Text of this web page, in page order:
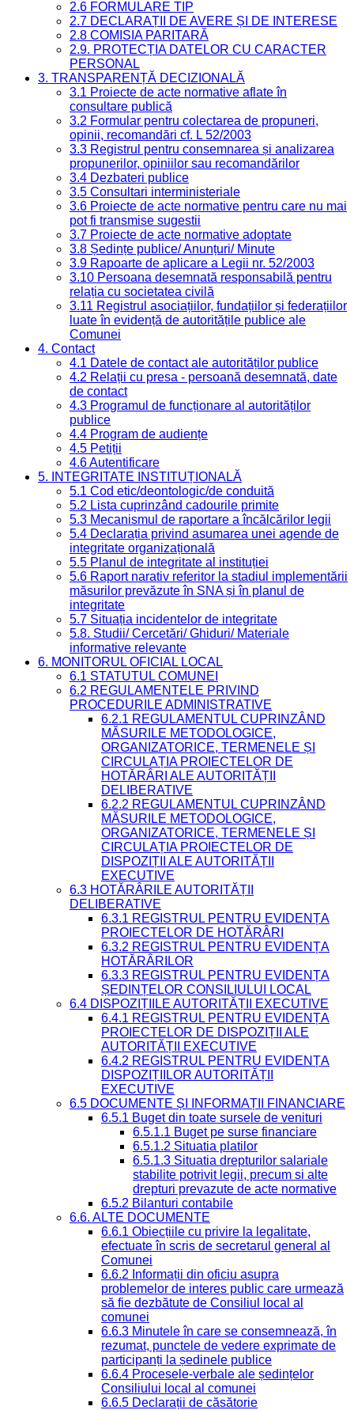
2.6 FORMULARE TIP
2.7 DECLARAȚII DE AVERE ȘI DE INTERESE
2.8 COMISIA PARITARĂ
2.9. PROTECȚIA DATELOR CU CARACTER
PERSONAL
3. TRANSPARENȚĂ DECIZIONALĂ
3.1 Proiecte de acte normative aflate în
consultare publică
3.2 Formular pentru colectarea de propuneri,
opinii, recomandări cf. L 52/2003
3.3 Registrul pentru consemnarea și analizarea
propunerilor, opiniilor sau recomandărilor
3.4 Dezbateri publice
3.5 Consultari interministeriale
3.6 Proiecte de acte normative pentru care nu mai
pot fi transmise sugestii
3.7 Proiecte de acte normative adoptate
3.8 Ședințe publice/ Anunțuri/ Minute
3.9 Rapoarte de aplicare a Legii nr. 52/2003
3.10 Persoana desemnată responsabilă pentru
relația cu societatea civilă
3.11 Registrul asociațiilor, fundațiilor și federațiilor
luate în evidență de autoritățile publice ale
Comunei
4. Contact
4.1 Datele de contact ale autorităților publice
4.2 Relații cu presa - persoană desemnată, date
de contact
4.3 Programul de funcționare al autorităților
publice
4.4 Program de audiențe
4.5 Petiții
4.6 Autentificare
5. INTEGRITATE INSTITUȚIONALĂ
5.1 Cod etic/deontologic/de conduită
5.2 Lista cuprinzând cadourile primite
5.3 Mecanismul de raportare a încălcărilor legii
5.4 Declarația privind asumarea unei agende de
integritate organizațională
5.5 Planul de integritate al instituției
5.6 Raport narativ referitor la stadiul implementării
măsurilor prevăzute în SNA și în planul de
integritate
5.7 Situația incidentelor de integritate
5.8. Studii/ Cercetări/ Ghiduri/ Materiale
informative relevante
6. MONITORUL OFICIAL LOCAL
6.1 STATUTUL COMUNEI
6.2 REGULAMENTELE PRIVIND
PROCEDURILE ADMINISTRATIVE
6.2.1 REGULAMENTUL CUPRINZÂND
MĂSURILE METODOLOGICE,
ORGANIZATORICE, TERMENELE ȘI
CIRCULAȚIA PROIECTELOR DE
HOTĂRÂRI ALE AUTORITĂȚII
DELIBERATIVE
6.2.2 REGULAMENTUL CUPRINZÂND
MĂSURILE METODOLOGICE,
ORGANIZATORICE, TERMENELE ȘI
CIRCULAȚIA PROIECTELOR DE
DISPOZIȚII ALE AUTORITĂȚII
EXECUTIVE
6.3 HOTĂRÂRILE AUTORITĂȚII
DELIBERATIVE
6.3.1 REGISTRUL PENTRU EVIDENȚA
PROIECTELOR DE HOTĂRÂRI
6.3.2 REGISTRUL PENTRU EVIDENȚA
HOTĂRÂRILOR
6.3.3 REGISTRUL PENTRU EVIDENȚA
ȘEDINȚELOR CONSILIULUI LOCAL
6.4 DISPOZIȚIILE AUTORITĂȚII EXECUTIVE
6.4.1 REGISTRUL PENTRU EVIDENȚA
PROIECTELOR DE DISPOZIȚII ALE
AUTORITĂȚII EXECUTIVE
6.4.2 REGISTRUL PENTRU EVIDENȚA
DISPOZIȚIILOR AUTORITĂȚII
EXECUTIVE
6.5 DOCUMENTE ȘI INFORMAȚII FINANCIARE
6.5.1 Buget din toate sursele de venituri
6.5.1.1 Buget pe surse financiare
6.5.1.2 Situatia platilor
6.5.1.3 Situatia drepturilor salariale
stabilite potrivit legii, precum si alte
drepturi prevazute de acte normative
6.5.2 Bilanturi contabile
6.6. ALTE DOCUMENTE
6.6.1 Obiecțiile cu privire la legalitate,
efectuate în scris de secretarul general al
Comunei
6.6.2 Informații din oficiu asupra
problemelor de interes public care urmează
să fie dezbătute de Consiliul local al
comunei
6.6.3 Minutele în care se consemnează, în
rezumat, punctele de vedere exprimate de
participanți la ședinele publice
6.6.4 Procesele-verbale ale ședințelor
Consiliului local al comunei
6.6.5 Declarații de căsătorie